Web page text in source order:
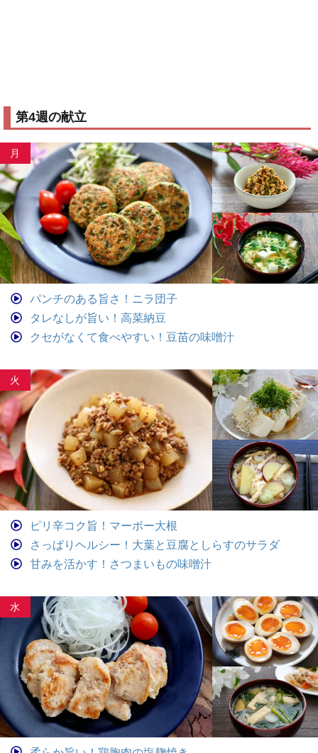
第4週の献立
月
パンチのある旨さ！ニラ団子
タレなしが旨い！高菜納豆
クセがなくて食べやすい！豆苗の味噌汁
火
ピリ辛コク旨！マーボー大根
さっぱりヘルシー！大葉と豆腐としらすのサラダ
甘みを活かす！さつまいもの味噌汁
水